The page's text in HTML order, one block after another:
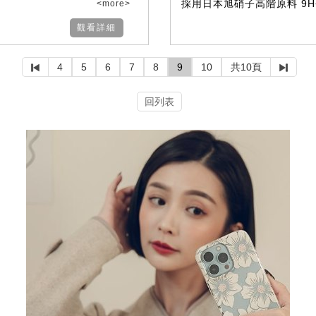
<more>
觀看詳細
採用日本旭硝子高階原料 9H
4 5 6 7 8 9 10 共10頁
回列表